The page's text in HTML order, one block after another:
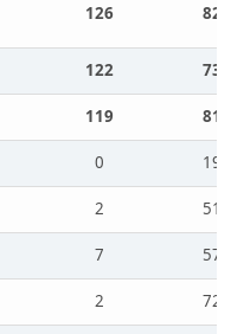
126 82
122
73
119
81
0
19
2
51
7
57
2
72